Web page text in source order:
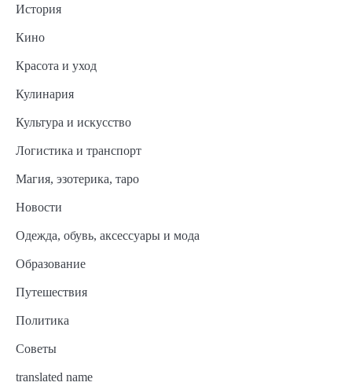
История
Кино
Красота и уход
Кулинария
Культура и искусство
Логистика и транспорт
Магия, эзотерика, таро
Новости
Одежда, обувь, аксессуары и мода
Образование
Путешествия
Политика
Советы
translated name